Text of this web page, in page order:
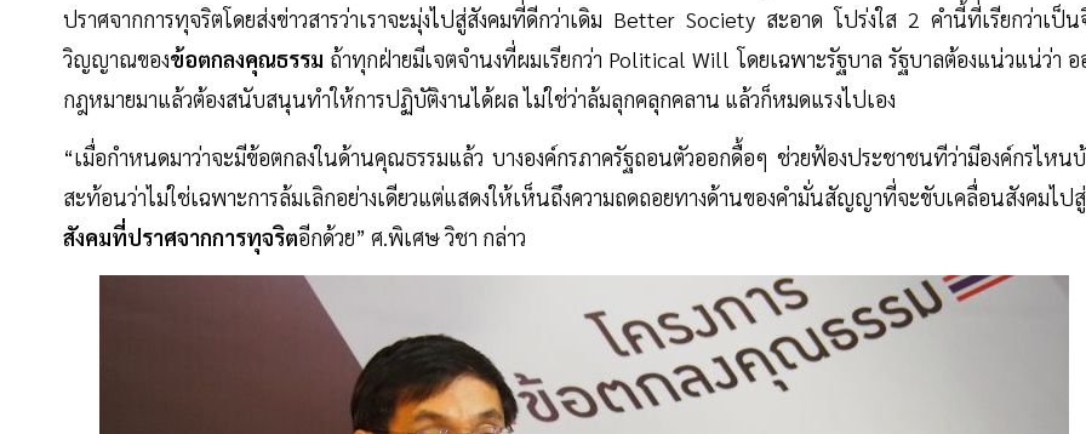
ปราศจากการทุจริตโดยส่งข่าวสารว่าเราจะมุ่งไปสู่สังคมที่ดีกว่าเดิม Better Society สะอาด โปร่งใส 2 คำนี้ที่เรียกว่าเป็น
วิญญาณของข้อตกลงคุณธรรม ถ้าทุกฝ่ายมีเจตจำนงที่ผมเรียกว่า Political Will โดยเฉพาะรัฐบาล รัฐบาลต้องแน่วแน่ว่า อ
กฎหมายมาแล้วต้องสนับสนุนทำให้การปฏิบัติงานได้ผล ไม่ใช่ว่าล้มลุกคลุกคลาน แล้วก็หมดแรงไปเอง
“เมื่อกำหนดมาว่าจะมีข้อตกลงในด้านคุณธรรมแล้ว บางองค์กรภาครัฐถอนตัวออกดื้อๆ ช่วยฟ้องประชาชนทีว่ามีองค์กรไหนบ้
สะท้อนว่าไม่ใช่เฉพาะการล้มเลิกอย่างเดียวแต่แสดงให้เห็นถึงความถดถอยทางด้านของคำมั่นสัญญาที่จะขับเคลื่อนสังคมไปสู่
สังคมที่ปราศจากการทุจริตอีกด้วย” ศ.พิเศษ วิชา กล่าว